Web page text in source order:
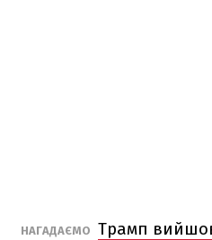
НАГАДАЄМО Трамп вийшов